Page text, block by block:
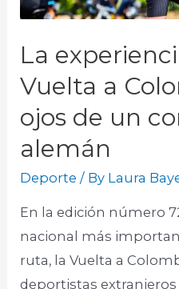
La
Vuelta a
ojos de un
alemán
Deporte / By Laura
En la edición número
nacional más
ruta, la Vuelta a
deportistas extranjeros